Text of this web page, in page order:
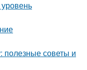
полезные советы и